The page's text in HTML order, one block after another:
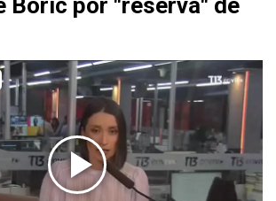
Boric por "reserva" de